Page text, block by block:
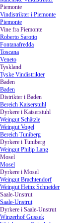
Piemonte
Vindistrikter i Piemonte
Piemonte
Vine fra Piemonte
Roberto Sarotto
Fontanafredda
Toscana
Veneto
Tyskland
Tyske Vindistrikter
Baden
Baden
Distrikter i Baden
Bereich Kaiserstuhl
Dyrkere i Kaiserstuhl
Weingut Schätzle
Weingut Vogel
Bereich Tuniberg
Dyrkere i Tuniberg
Weingut Philip Lang
Mosel
Mosel
Dyrkere i Mosel
Weingut Brachtendorf
Weingut Heinz Schneider
Saale-Unstrut▼
Saale-Unstrut
Dyrkere i Saale-Unstrut▼
Winzerhof Gussek